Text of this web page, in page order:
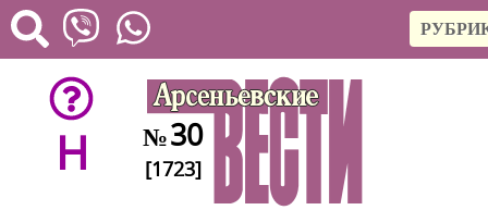
H №30
[1723]